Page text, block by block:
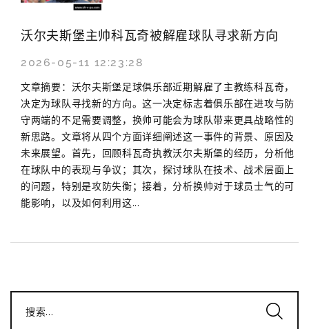
沃尔夫斯堡主帅科瓦奇被解雇球队寻求新方向
2026-05-11 12:23:28
文章摘要：沃尔夫斯堡足球俱乐部近期解雇了主教练科瓦奇，
决定为球队寻找新的方向。这一决定标志着俱乐部在进攻与防
守两端的不足需要调整，换帅可能会为球队带来更具战略性的
新思路。文章将从四个方面详细阐述这一事件的背景、原因及
未来展望。首先，回顾科瓦奇执教沃尔夫斯堡的经历，分析他
在球队中的表现与争议；其次，探讨球队在技术、战术层面上
的问题，特别是攻防失衡；接着，分析换帅对于球员士气的可
能影响，以及如何利用这...
搜索...